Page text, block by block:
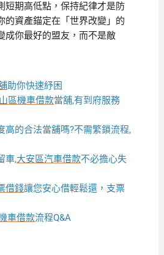
短期高低點，保持紀律才是防
的資產錨定在「世界改變」的
成你最好的盟友，而不是敵
助你快速紓困
區機車借款當舖,有到府服務
高的合法當舖嗎?不需繁鎖流程,
車,大安區汽車借款不必擔心失
借錢讓您安心借輕鬆還，支票
車借款流程Q&A